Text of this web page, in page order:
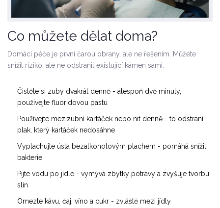
Co můžete dělat doma?
Domácí péče je první čarou obrany, ale ne řešením. Můžete
snížit riziko, ale ne odstranit existující kámen sami.
Čistěte si zuby dvakrát denně - alespoň dvě minuty,
používejte fluoridovou pastu
Používejte mezizubní kartáček nebo nit denně - to odstraní
plak, který kartáček nedosáhne
Vyplachujte ústa bezalkoholovým plachem - pomáhá snížit
bakterie
Pijte vodu po jídle - vymývá zbytky potravy a zvyšuje tvorbu
slin
Omezte kávu, čaj, víno a cukr - zvláště mezi jídly